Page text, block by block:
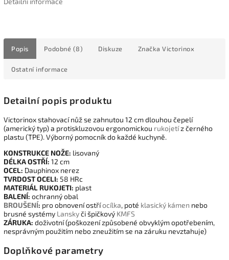
Popis Podobné (8) Diskuze Značka Victorinox
Ostatní informace
Detailní popis produktu
Victorinox stahovací nůž se zahnutou 12 cm dlouhou čepelí
(americký typ) a protiskluzovou ergonomickou rukojetíz černého
plastu (TPE). Výborný pomocník do každé kuchyně.
KONSTRUKCE NOŽE: lisovaný
DÉLKA OSTŘÍ: 12 cm
OCEL: Dauphinox nerez
TVRDOST OCELI: 58 HRc
MATERIÁL RUKOJETI: plast
BALENÍ: ochranný obal
BROUŠENÍ: pro obnovení ostříocílka, poté klasický kámen nebo
brusné systémy Lanskyči špičkový KMFS
ZÁRUKA: doživotní (poškození způsobené obvyklým opotřebením,
nesprávným použitím nebo zneužitím se na záruku nevztahuje)
Doplňkové parametry